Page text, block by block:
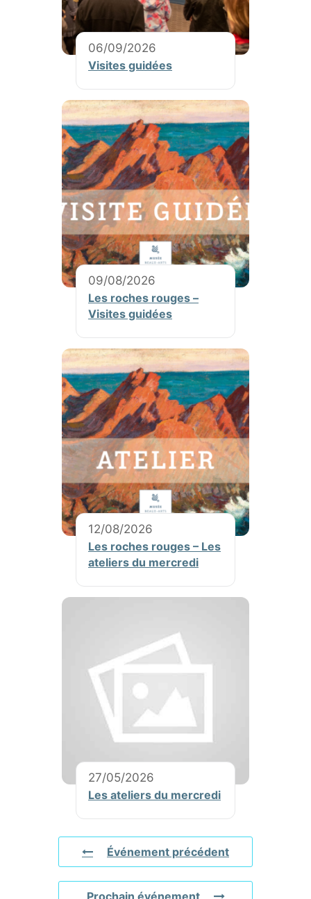
06/09/2026
Visites guidées
09/08/2026
Les roches rouges –
Visites guidées
12/08/2026
Les roches rouges – Les
ateliers du mercredi
27/05/2026
Les ateliers du mercredi
Événement précédent
Prochain événement